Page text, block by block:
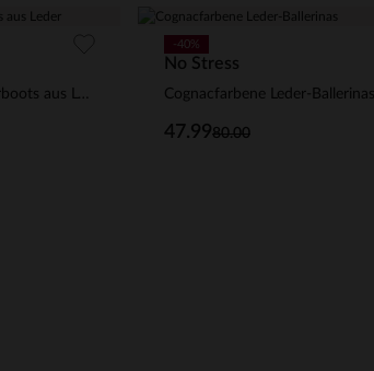
No Stress
Cognacfarbene Leder-Ballerinas
80.00
47.99
-40%